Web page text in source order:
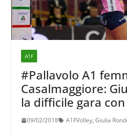
A1F
#Pallavolo A1
Casalmaggiore:
la difficile gara
09/02/2018 A1FVolley, Giulia